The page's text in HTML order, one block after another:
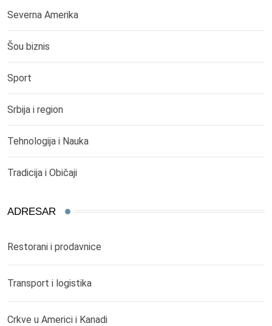
Severna Amerika
Šou biznis
Sport
Srbija i region
Tehnologija i Nauka
Tradicija i Običaji
ADRESAR
Restorani i prodavnice
Transport i logistika
Crkve u Americi i Kanadi